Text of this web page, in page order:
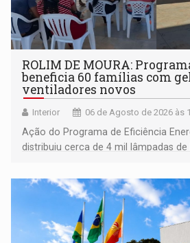
ROLIM DE MOURA:
beneficia 60 famílias com
ventiladores novos
Interior 06 de Agosto de 2026 às
Ação do Programa de Eficiência
distribuiu cerca de 4 mil lâmpadas de
comunidade